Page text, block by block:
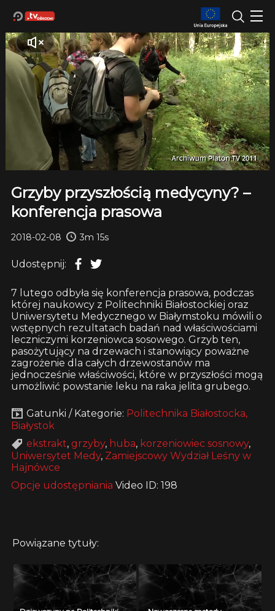
Grzyby przyszłością medycyny? –
konferencja prasowa
2018-02-08 3m 15s
Udostępnij:
7 lutego odbyła się konferencja prasowa, podczas
której naukowcy z Politechniki Białostockiej oraz
Uniwersytetu Medycznego w Białymstoku mówili o
wstępnych rezultatach badań nad właściwościami
leczniczymi korzeniowca sosowego. Grzyb ten,
pasożytujący na drzewach i stanowiący poważne
zagrożenie dla całych drzewostanów ma
jednocześnie właściwości, które w przyszłości mogą
umożliwić powstanie leku na raka jelita grubego.
Gatunki / Kategorie: Politechnika Białostocka,
Białystok
ekstrakt, grzyby, huba, korzeniowiec sosnowy,
Uniwersytet Medy, Zamiejscowy Wydział Leśny w
Hajnówce
Opcje udostępniania Video ID: 198
Powiązane tytuły: